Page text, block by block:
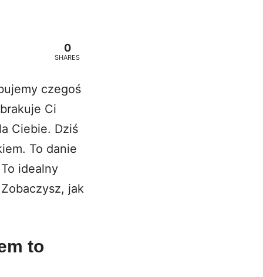
0
SHARES
czegoś
Ci
Ciebie. Dziś
To danie
idealny
jak
to